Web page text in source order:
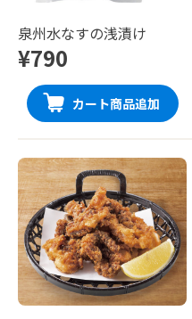
泉州水なすの浅漬け
¥790
カート商品追加